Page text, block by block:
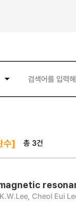
수] 총 3건
Cheol Eui